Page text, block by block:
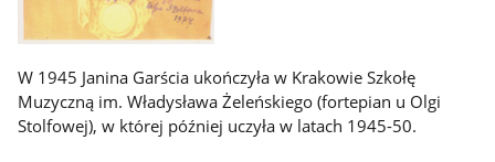
W 1945 Janina Garścia ukończyła w Krakowie Szkołę
Muzyczną im. Władysława Żeleńskiego (fortepian u Olgi
Stolfowej), w której później uczyła w latach 1945-50.